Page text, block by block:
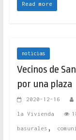
Read more
noticias
Vecinos de
por una plaza
2020-12-16
la Vivienda
basurales ,